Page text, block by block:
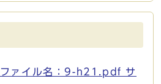
ァイル名：9-h21.pdf サ